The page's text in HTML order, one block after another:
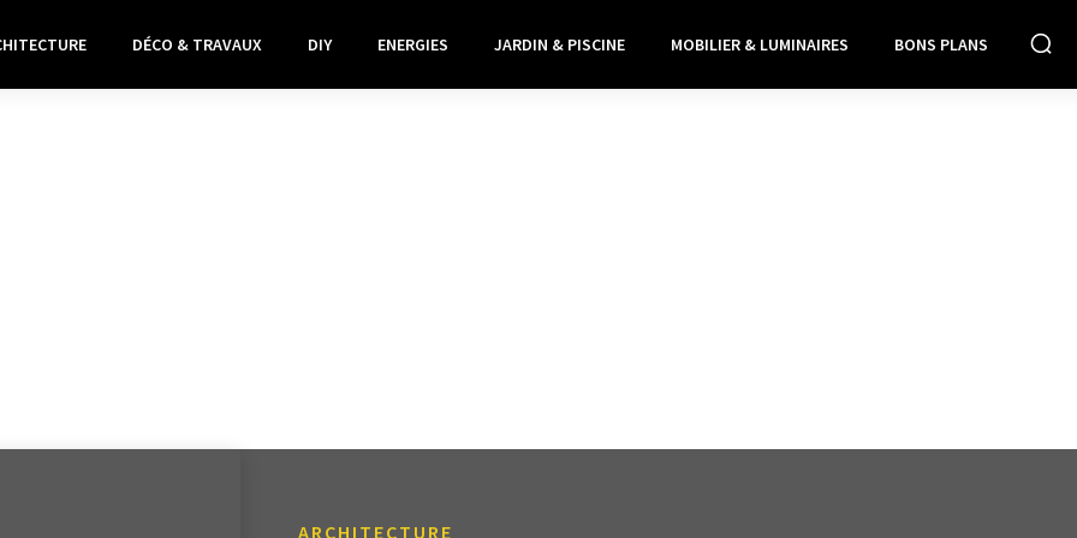
DÉCO & TRAVAUX DIY ENERGIES JARDIN & PISCINE MOBILIER & LUMINAIRES BONS PLANS
ARCHITECTURE